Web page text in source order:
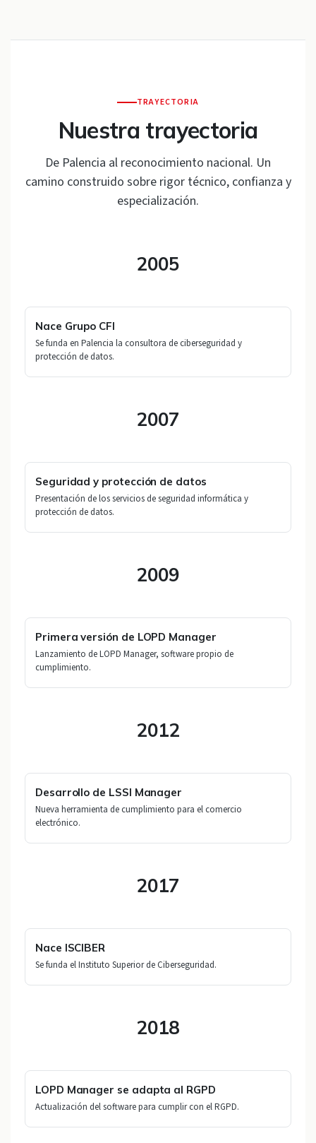
TRAYECTORIA
Nuestra trayectoria
De Palencia al reconocimiento nacional. Un
camino construido sobre rigor técnico, confianza y
especialización.
2005
Nace Grupo CFI
Se funda en Palencia la consultora de ciberseguridad y
protección de datos.
2007
Seguridad y protección de datos
Presentación de los servicios de seguridad informática y
protección de datos.
2009
Primera versión de LOPD Manager
Lanzamiento de LOPD Manager, software propio de
cumplimiento.
2012
Desarrollo de LSSI Manager
Nueva herramienta de cumplimiento para el comercio
electrónico.
2017
Nace ISCIBER
Se funda el Instituto Superior de Ciberseguridad.
2018
LOPD Manager se adapta al RGPD
Actualización del software para cumplir con el RGPD.